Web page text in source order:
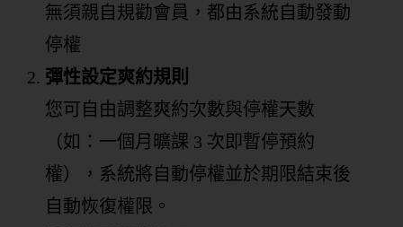
無須親自規勸會員，都由系統自動發動
停權
彈性設定爽約規則
您可自由調整爽約次數與停權天數
（如：一個月曠課 3 次即暫停預約
權），系統將自動停權並於期限結束後
自動恢復權限。